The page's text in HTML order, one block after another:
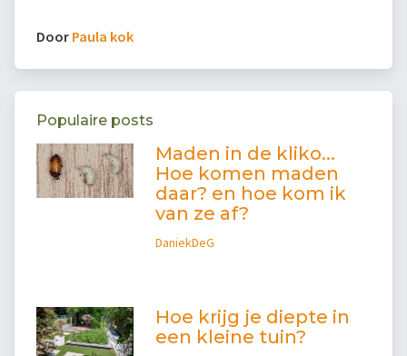
Door Paula kok
Populaire posts
Maden in de kliko...
Hoe komen maden
daar? en hoe kom ik
van ze af?
DaniekDeG
Hoe krijg je diepte in
een kleine tuin?